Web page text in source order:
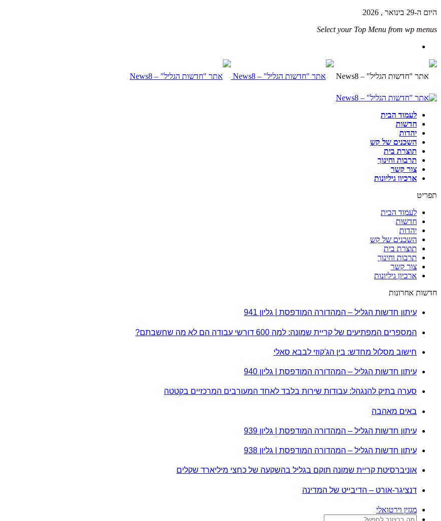
היום ה-29 בינואר , 2026
Select your Top Menu from wp menus
לעמוד הבית
חדשות
יהדות
השכנים של קש
תוצרת בית
תרבות וחינוך
צור קשר
ארכיון גיליונות
תפריט
לעמוד הבית
חדשות
יהדות
השכנים של קש
תוצרת בית
תרבות וחינוך
צור קשר
ארכיון גיליונות
חדשות אחרונות
עיתון חדשות הגליל – המהדורה המודפסת | גליון 941
המספרים המפתיעים של קריית שמונה: למה 600 דורשי עבודה הם לא מה שחשבתם?
חישוב מסלול מחדש: בין הג'קוזי לבבא סאלי
עיתון חדשות הגליל – המהדורה המודפסת | גליון 940
סערה בתיק להנגהל: עבודות שירות בלבד לאחד המעורבים המרכזיים בקטטה
באים מאהבה
עיתון חדשות הגליל – המהדורה המודפסת | גליון 939
עיתון חדשות הגליל – המהדורה המודפסת | גליון 938
אוניברסיטת קריית שמונה תוקם בגליל בהשקעה של כחצי מיליארד שקלים
דנציגר-אורט – הדיבייט של המדינה
מגזין וירטואלי